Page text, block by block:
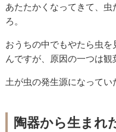
あたたかくなってきて、
ろ。
おうちの中でもやたら虫
んですが、原因の一つは観
土が虫の発生源になってい
陶器から生まれ